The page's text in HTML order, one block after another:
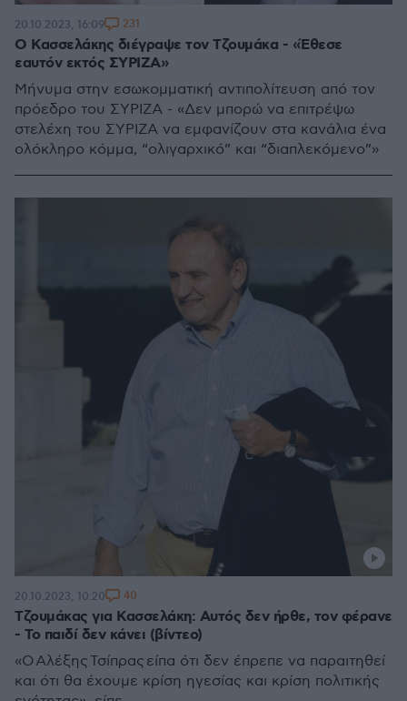
Ο Κασσελάκης διέγραψε τον Τζουμάκα - «Έθεσε
εαυτόν εκτός ΣΥΡΙΖΑ»
Μήνυμα στην εσωκομματική αντιπολίτευση από τον
πρόεδρο του ΣΥΡΙΖΑ - «Δεν μπορώ να επιτρέψω
στελέχη του ΣΥΡΙΖΑ να εμφανίζουν στα κανάλια ένα
ολόκληρο κόμμα, “ολιγαρχικό” και “διαπλεκόμενο”»
20.10.2023, 16:09 231
Τζουμάκας για Κασσελάκη: Αυτός δεν ήρθε, τον φέρανε
- Το παιδί δεν κάνει (βίντεο)
«Ο Αλέξης Τσίπρας είπα ότι δεν έπρεπε να παραιτηθεί
και ότι θα έχουμε κρίση ηγεσίας και κρίση πολιτικής
20.10.2023, 10:20 40